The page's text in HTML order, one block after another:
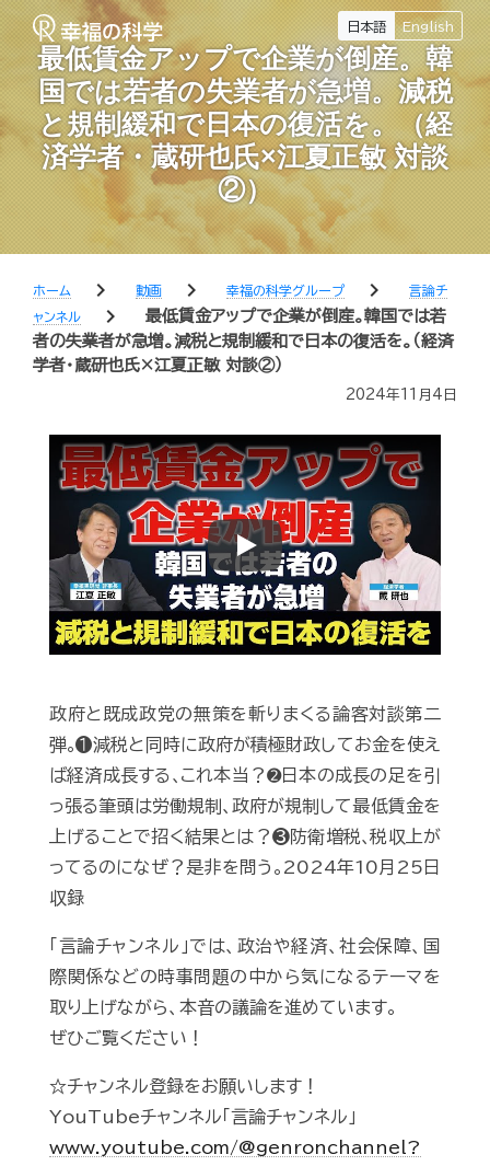
日本語 English
最低賃金アップで企業が倒産。韓
国では若者の失業者が急増。減税
と規制緩和で日本の復活を。（経
済学者・蔵研也氏×江夏正敏 対談
②）
ホーム chevron_right 動画 chevron_right 幸福の科学グループ chevron_right
言論チ
ャンネル
chevron_right
最低賃金アップで企業が倒産。韓国では若
者の失業者が急増。減税と規制緩和で日本の復活を。（経済
学者・蔵研也氏×江夏正敏 対談②）
2024年11月4日
Play
政府と既成政党の無策を斬りまくる論客対談第二
弾｡❶減税と同時に政府が積極財政してお金を使え
ば経済成長する､これ本当？➋日本の成長の足を引
っ張る筆頭は労働規制､政府が規制して最低賃金を
上げることで招く結果とは？❸防衛増税､税収上が
ってるのになぜ？是非を問う｡2024年10月25日
収録
「言論チャンネル」では、政治や経済、社会保障、国
際関係などの時事問題の中から気になるテーマを
取り上げながら、本音の議論を進めています。
ぜひご覧ください！
☆チャンネル登録をお願いします！
YouTubeチャンネル「言論チャンネル」
www.youtube.com/@genronchannel?